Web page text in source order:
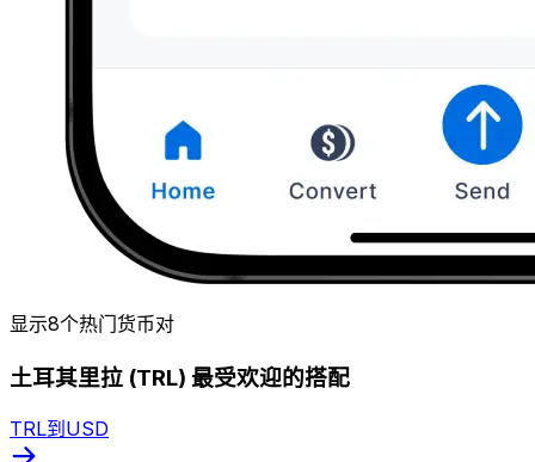
显示8个热门货币对
土耳其里拉 (TRL) 最受欢迎的搭配
TRL到USD